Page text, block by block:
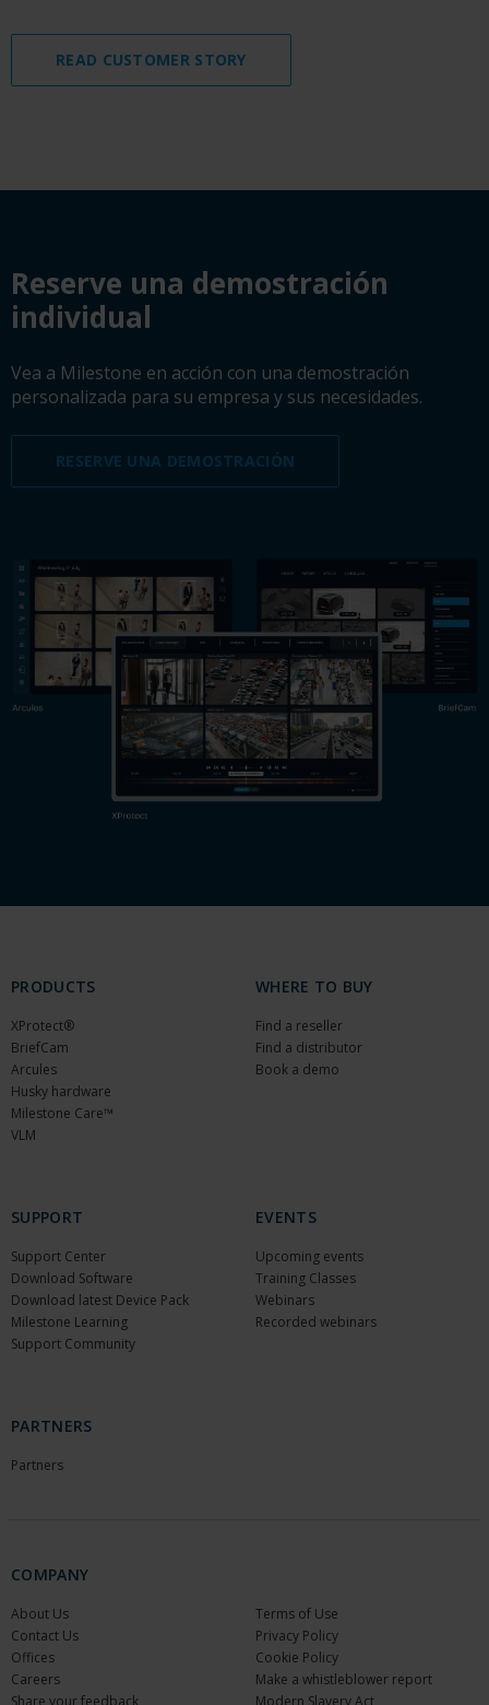
READ CUSTOMER STORY
Reserve una demostración
individual
Vea a Milestone en acción con una demostración
personalizada para su empresa y sus necesidades.
RESERVE UNA DEMOSTRACIÓN
PRODUCTS
XProtect®
BriefCam
Arcules
Husky hardware
Milestone Care™
VLM
WHERE TO BUY
Find a reseller
Find a distributor
Book a demo
SUPPORT
Support Center
Download Software
Download latest Device Pack
Milestone Learning
Support Community
EVENTS
Upcoming events
Training Classes
Webinars
Recorded webinars
PARTNERS
Partners
COMPANY
About Us
Contact Us
Offices
Careers
Terms of Use
Privacy Policy
Cookie Policy
Make a whistleblower report